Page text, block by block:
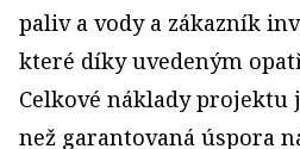
paliv a vody a zákazník
které díky uvedeným
Celkové náklady projektu
než garantovaná úspora